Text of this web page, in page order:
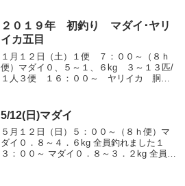
２０１９年 初釣り マダイ･ヤリ
イカ五目
１月１２日（土）１便 ７：００～（８ｈ
便）マダイ０、５～１、６kg ３～１３匹/
１人３便 １６：００～ ヤリイカ 胴２
5/12(日)マダイ
５月１２日（日）５：００～（８ｈ便）マ
ダイ０．８～４．６kg 全員釣れました１
３：００～ マダイ０．８～３．２kg 全員釣